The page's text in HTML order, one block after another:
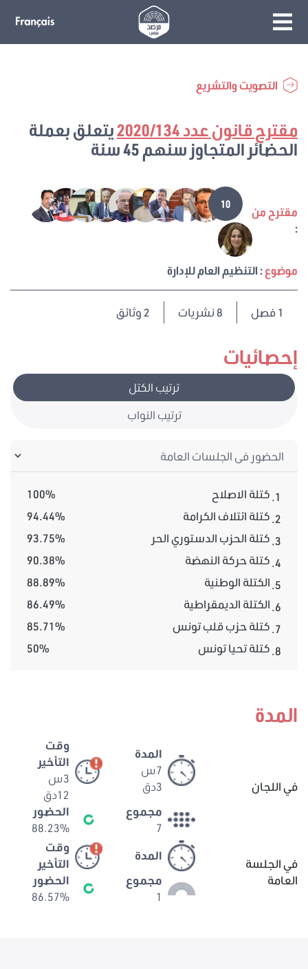
التصويت والتشريع
إحصائيات
ترتيب الكتل
ترتيب النواب
1. كتلة الاصلاح
100%
2. كتلة ائتلاف الكرامة
94.44%
3. كتلة الحزب الدستوري الحر
93.75%
4. كتلة حركة النهضة
90.38%
5. الكتلة الوطنية
88.89%
6. الكتلة الديمقراطية
86.49%
7. كتلة حزب قلب تونس
85.71%
8. كتلة تحيا تونس 50%
مقترح قانون عدد 2020/134
يتعلق بعملة
الحضائر المتجاوز سنهم 45 سنة
مقترح من
:
10
موضوع: التنظيم العام للإدارة
1فصل 8 نشريات 2 وثائق
المدة
في اللجان
المدة
7س
3دق
وقت
التأخير
3س
12دق
مجموع
7
الحضور
88.23%
في الجلسة
العامة
المدة
وقت
التأخير
مجموع
1
الحضور
86.57%